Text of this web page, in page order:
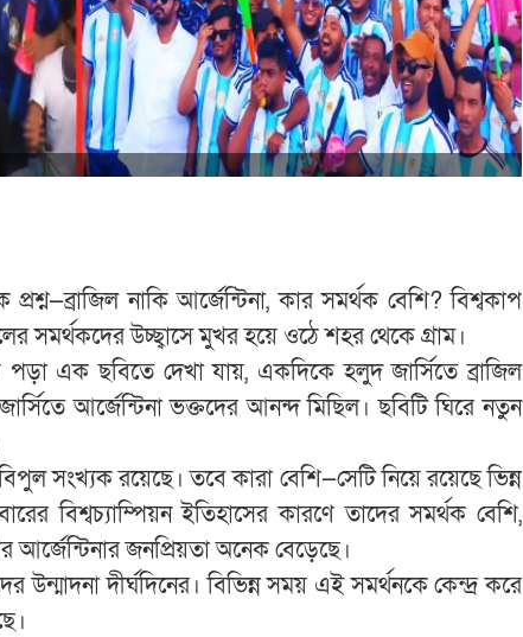
নাকি আর্জেন্টিনা, কার সমর্থক বেশি? বিশ্বকাপ
সমর্থকদের উচ্ছ্বাসে মুখর হয়ে ওঠে শহর থেকে গ্রাম।
পড়া এক ছবিতে দেখা যায়, একদিকে হলুদ জার্সিতে ব্রাজিল
আর্জেন্টিনা ভক্তদের আনন্দ মিছিল। ছবিটি ঘিরে নতুন
সংখ্যক রয়েছে। তবে কারা বেশি—সেটি নিয়ে রয়েছে ভিন্ন
বিশ্বচ্যাম্পিয়ন ইতিহাসের কারণে তাদের সমর্থক বেশি,
জনপ্রিয়তা অনেক বেড়েছে।
উন্মাদনা দীর্ঘদিনের। বিভিন্ন সময় এই সমর্থনকে কেন্দ্র করে